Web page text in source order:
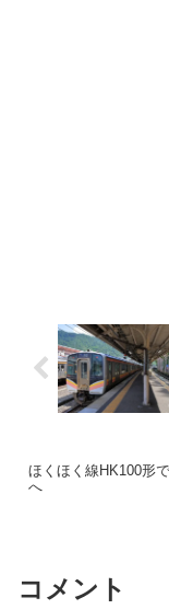
ほくほく線HK100形
へ
コメント